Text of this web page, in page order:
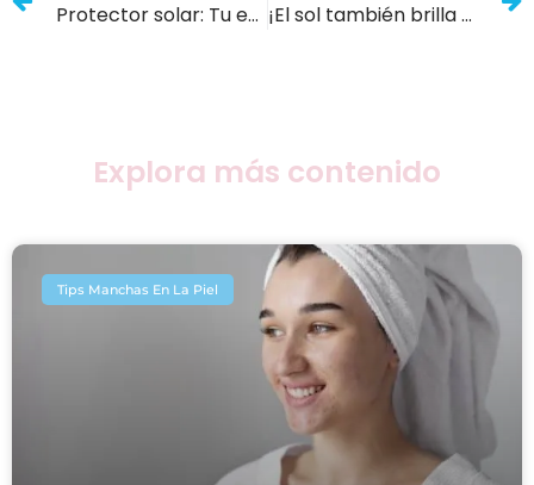
Protector solar: Tu escudo contra los rayos UV ¡El sol también brilla en invierno! ¿Por qué necesitas protector solar todo el año?
Explora más contenido
Tips Manchas En La Piel